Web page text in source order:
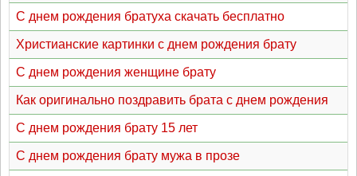
С днем рождения братуха скачать бесплатно
Христианские картинки с днем рождения брату
С днем рождения женщине брату
Как оригинально поздравить брата с днем рождения
С днем рождения брату 15 лет
С днем рождения брату мужа в прозе